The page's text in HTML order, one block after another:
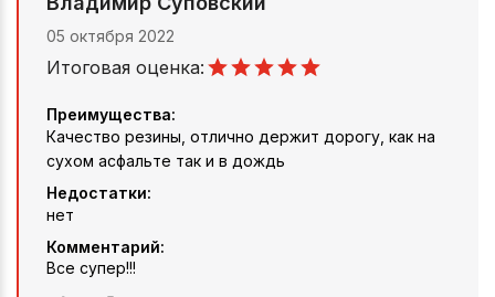
05 октября 2022
Итоговая оценка:
Преимущества:
Качество резины, отлично держит дорогу, как на
сухом асфальте так и в дождь
Недостатки:
нет
Комментарий:
Все супер!!!